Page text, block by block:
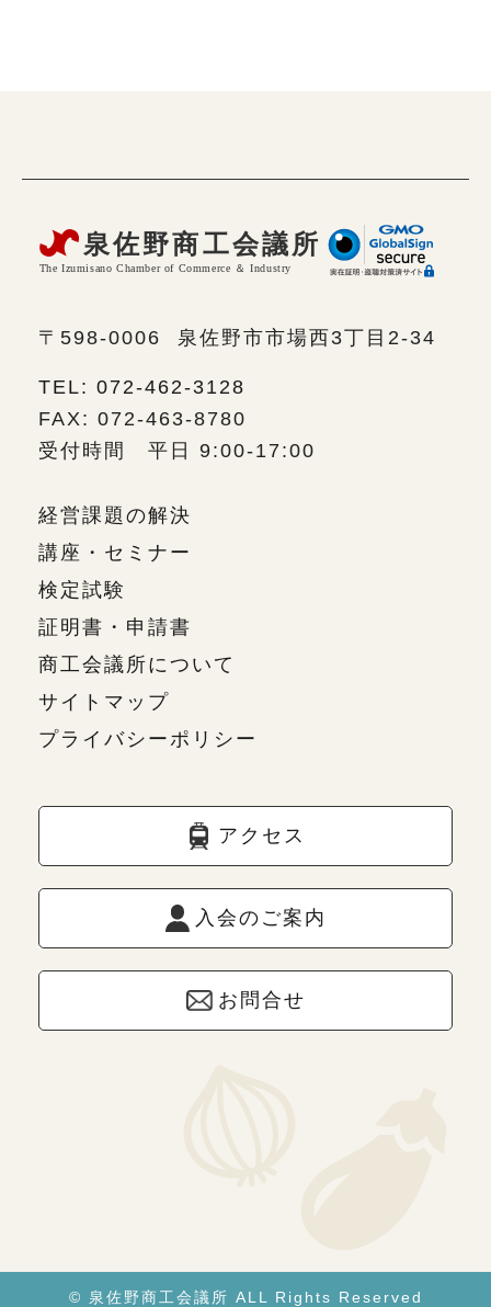
〒598-0006 泉佐野市市場西3丁目2-34
TEL: 072-462-3128
FAX: 072-463-8780
受付時間 平日 9:00-17:00
経営課題の解決
講座・セミナー
検定試験
証明書・申請書
商工会議所について
サイトマップ
プライバシーポリシー
アクセス
入会のご案内
お問合せ
© 泉佐野商工会議所 ALL Rights Reserved